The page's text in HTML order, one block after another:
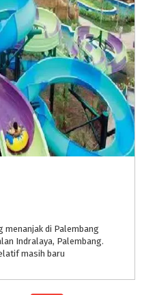
menanjak di Palembang
Indralaya, Palembang.
masih baru